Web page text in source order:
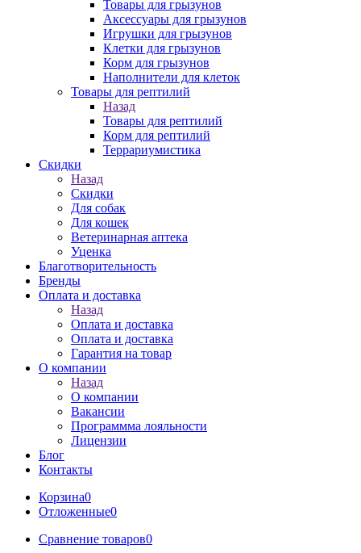
Товары для грызунов
Аксессуары для грызунов
Игрушки для грызунов
Клетки для грызунов
Корм для грызунов
Наполнители для клеток
Товары для рептилий
Назад
Товары для рептилий
Корм для рептилий
Террариумистика
Скидки
Назад
Скидки
Для собак
Для кошек
Ветеринарная аптека
Уценка
Благотворительность
Бренды
Оплата и доставка
Назад
Оплата и доставка
Оплата и доставка
Гарантия на товар
О компании
Назад
О компании
Вакансии
Программма лояльности
Лицензии
Блог
Контакты
Корзина0
Отложенные0
Сравнение товаров0